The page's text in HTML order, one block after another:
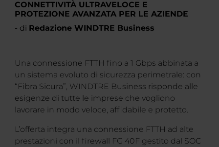
CONNETTIVITÀ ULTRAVELOCE E
PROTEZIONE AVANZATA PER LE AZIENDE
- di Redazione WINDTRE Business
Una connessione FTTH fino a 1 Gbps abbinata a
un sistema evoluto di sicurezza perimetrale: con
“Fibra Sicura”, WINDTRE Business risponde alle
esigenze di tutte le imprese che vogliono
lavorare in modo veloce, affidabile e protetto.
L’offerta integra una connessione FTTH ad alte
prestazioni con il firewall FG 40F gestito dal SOC